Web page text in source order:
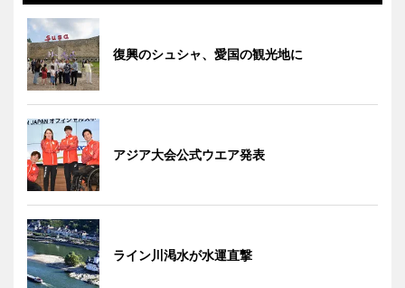
復興のシュシャ、愛国の観光地に
アジア大会公式ウエア発表
ライン川渇水が水運直撃